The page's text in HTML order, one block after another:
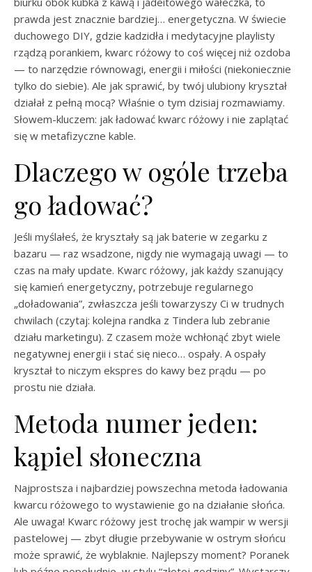
prawda jest znacznie bardziej… energetyczna. W świecie
duchowego DIY, gdzie kadzidła i medytacyjne playlisty
rządzą porankiem, kwarc różowy to coś więcej niż ozdoba
— to narzędzie równowagi, energii i miłości (niekoniecznie
tylko do siebie). Ale jak sprawić, by twój ulubiony kryształ
działał z pełną mocą? Właśnie o tym dzisiaj rozmawiamy.
Słowem-kluczem: jak ładować kwarc różowy i nie zaplątać
się w metafizyczne kable.
Dlaczego w ogóle trzeba
go ładować?
Jeśli myślałeś, że kryształy są jak baterie w zegarku z
bazaru — raz wsadzone, nigdy nie wymagają uwagi — to
czas na mały update. Kwarc różowy, jak każdy szanujący
się kamień energetyczny, potrzebuje regularnego
„doładowania”, zwłaszcza jeśli towarzyszy Ci w trudnych
chwilach (czytaj: kolejna randka z Tindera lub zebranie
działu marketingu). Z czasem może wchłonąć zbyt wiele
negatywnej energii i stać się nieco… ospały. A ospały
kryształ to niczym ekspres do kawy bez prądu — po
prostu nie działa.
Metoda numer jeden:
kąpiel słoneczna
Najprostsza i najbardziej powszechna metoda ładowania
kwarcu różowego to wystawienie go na działanie słońca.
Ale uwaga! Kwarc różowy jest trochę jak wampir w wersji
pastelowej — zbyt długie przebywanie w ostrym słońcu
może sprawić, że wyblaknie. Najlepszy moment? Poranek